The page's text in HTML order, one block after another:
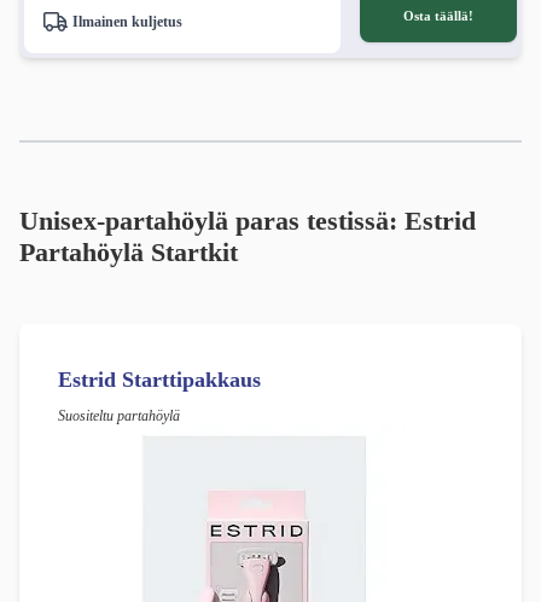
Ilmainen kuljetus Osta täällä!
Unisex-partahöylä paras testissä: Estrid
Partahöylä Startkit
Estrid Starttipakkaus
Suositeltu partahöylä